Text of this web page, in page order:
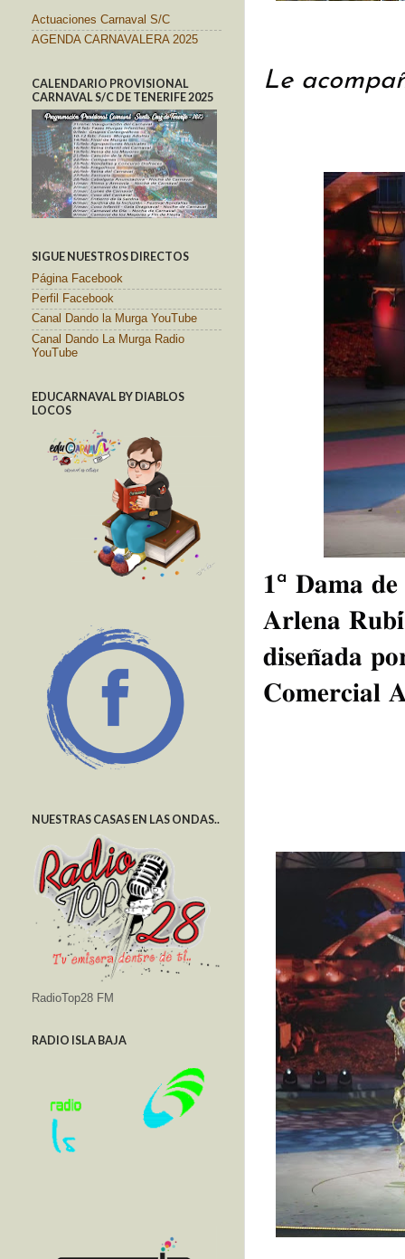
Le
𝟏ª 𝐃𝐚𝐦𝐚 𝐝𝐞
𝐀𝐫𝐥𝐞𝐧𝐚
𝐝𝐢𝐬𝐞𝐧̃𝐚𝐝𝐚
𝐂𝐨𝐦𝐞𝐫𝐜𝐢𝐚𝐥
Actuaciones Carnaval S/C
AGENDA CARNAVALERA 2025
CALENDARIO PROVISIONAL
CARNAVAL S/C DE TENERIFE 2025
SIGUE NUESTROS DIRECTOS
Página Facebook
Perfil Facebook
Canal Dando la Murga YouTube
Canal Dando La Murga Radio
YouTube
EDUCARNAVAL BY DIABLOS
LOCOS
NUESTRAS CASAS EN LAS ONDAS..
RadioTop28 FM
RADIO ISLA BAJA